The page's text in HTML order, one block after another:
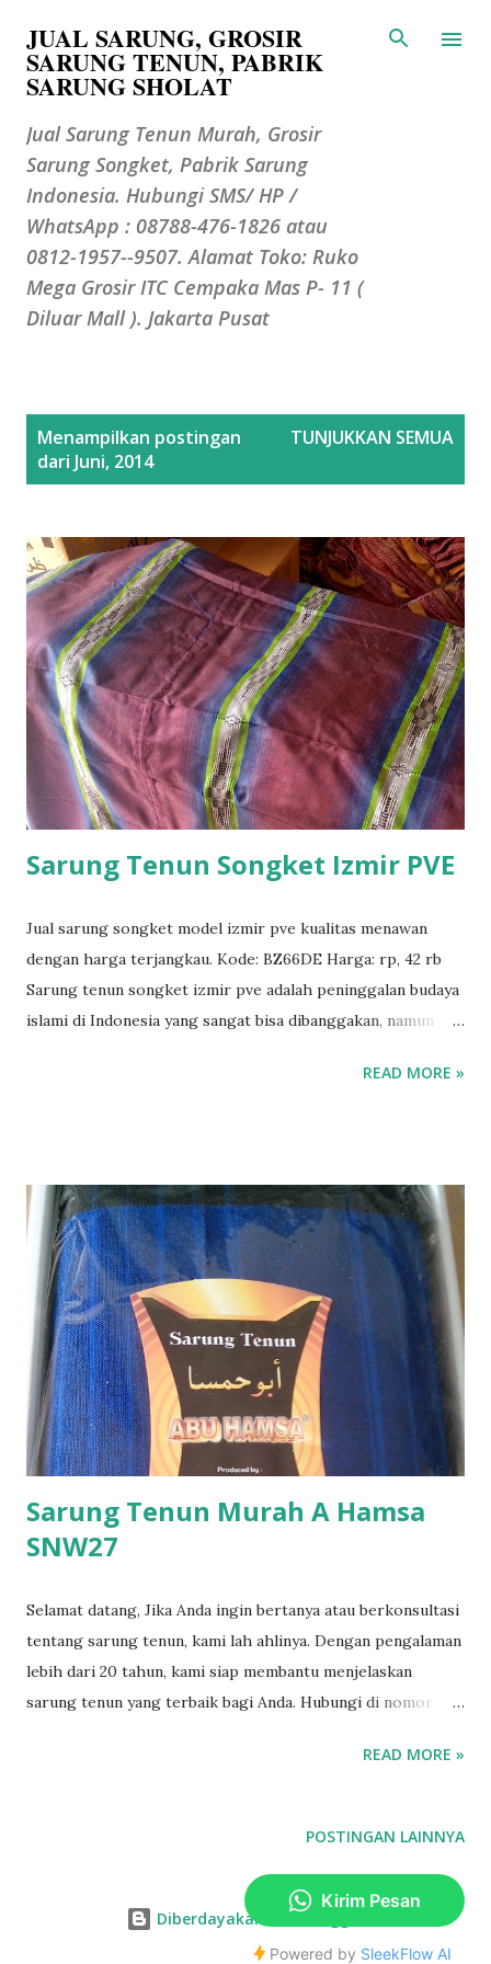
JUAL SARUNG, GROSIR
SARUNG TENUN, PABRIK
SARUNG SHOLAT
Jual Sarung Tenun Murah, Grosir
Sarung Songket, Pabrik Sarung
Indonesia. Hubungi SMS/ HP /
WhatsApp : 08788-476-1826 atau
0812-1957--9507. Alamat Toko: Ruko
Mega Grosir ITC Cempaka Mas P- 11 (
Diluar Mall ). Jakarta Pusat
Menampilkan postingan
dari Juni, 2014
TUNJUKKAN SEMUA
Sarung Tenun Songket Izmir PVE
Jual sarung songket model izmir pve kualitas menawan
dengan harga terjangkau. Kode: BZ66DE Harga: rp, 42 rb
Sarung tenun songket izmir pve adalah peninggalan budaya
islami di Indonesia yang sangat bisa dibanggakan, namun
berlalu. Sebagai cerita masa lalu sejarah mudah untuk
mengenai penemuan-penemuan motif sarung yang pernah
kita terima kebanyakan berasal dari buku-buku
pengetahuan desain tekstil. Penemu-penemu yang disebut
sebagai yang pertama di dunia itu pun dipuji sebagai orang
yang berjasa kepada ilmu seni dan umat manusia. Dibuat
dengan benang halus dan lembut menjadikan sarung ini
sebagai pilihan teratas di setiap acara dan hajatan baik
resmi maupun tidak resmi. Tersedia di toko agen sarung di
sumatera, bukittinggi, padang dan di jakarta , serta m...
READ MORE »
Sarung Tenun Murah A Hamsa
SNW27
Selamat datang, Jika Anda ingin bertanya atau berkonsultasi
tentang sarung tenun, kami lah ahlinya. Dengan pengalaman
lebih dari 20 tahun, kami siap membantu menjelaskan
sarung tenun yang terbaik bagi Anda. Hubungi di nomor
cicilan, berbagai bonus menarik serta jaminan harga murah.
Sebagai cerita masa lalu sejarah mudah untuk diselami dan
dipahami, dan disampaikan kepada generasi berikutnya yang
hanya bisa menerima bahan sarung tenun dan motifnya
READ MORE »
POSTINGAN LAINNYA
Diberdayakan oleh Blogger